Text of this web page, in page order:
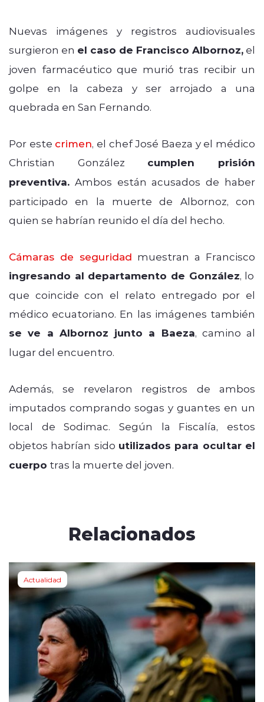
Nuevas imágenes y registros audiovisuales
surgieron en el caso de Francisco Albornoz, el
joven farmacéutico que murió tras recibir un
golpe en la cabeza y ser arrojado a una
quebrada en San Fernando.
Por este crimen, el chef José Baeza y el médico
Christian González cumplen prisión
preventiva. Ambos están acusados de haber
participado en la muerte de Albornoz, con
quien se habrían reunido el día del hecho.
Cámaras de seguridad muestran a Francisco
ingresando al departamento de González, lo
que coincide con el relato entregado por el
médico ecuatoriano. En las imágenes también
se ve a Albornoz junto a Baeza, camino al
lugar del encuentro.
Además, se revelaron registros de ambos
imputados comprando sogas y guantes en un
local de Sodimac. Según la Fiscalía, estos
objetos habrían sido utilizados para ocultar el
cuerpo tras la muerte del joven.
Relacionados
Actualidad